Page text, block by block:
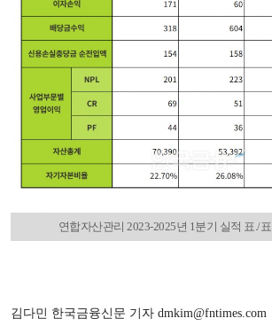
연합자산관리 2023-2025년 1분기 실적 표./
김다민 한국금융신문 기자 dmkim@fntimes.com